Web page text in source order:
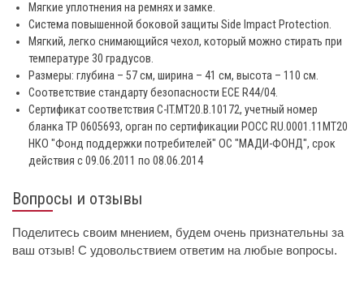
Мягкие уплотнения на ремнях и замке.
Система повышенной боковой защиты Side Impact Protection.
Мягкий, легко снимающийся чехол, который можно стирать при
температуре 30 градусов.
Размеры: глубина – 57 см, ширина – 41 см, высота – 110 см.
Соответствие стандарту безопасности ECE R44/04.
Сертификат соответствия C-IT.MT20.B.10172, учетный номер
бланка ТР 0605693, орган по сертификации РОСС RU.0001.11МТ20
НКО "Фонд поддержки потребителей" ОС "МАДИ-ФОНД", срок
действия с 09.06.2011 по 08.06.2014
Вопросы и отзывы
Поделитесь своим мнением, будем очень признательны за
ваш отзыв! С удовольствием ответим на любые вопросы.